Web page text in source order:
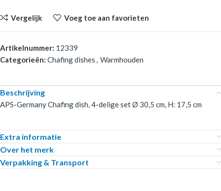
Vergelijk Voeg toe aan favorieten
Artikelnummer: 12339
Categorieën: Chafing dishes , Warmhouden
Beschrijving
APS-Germany Chafing dish, 4-delige set Ø 30,5 cm, H: 17,5 cm
Extra informatie
Over het merk
Verpakking & Transport